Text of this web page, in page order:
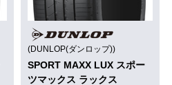
(DUNLOP(ダンロップ))
SPORT MAXX LUX スポー
ツマックス ラックス